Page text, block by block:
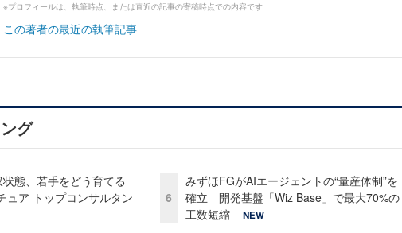
※プロフィールは、執筆時点、または直近の記事の寄稿時点での内容です
この著者の最近の執筆記事
グ
態、若手をどう育てる
ュア トップコンサルタン
6
みずほFGがAIエージェントの“量産体制”を
確立 開発基盤「Wiz Base」で最大70%の
工数短縮
NEW